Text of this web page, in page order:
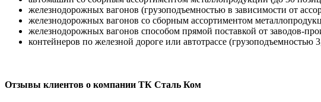
железнодорожных вагонов (грузоподъемностью в зависимости от
железнодорожных вагонов со сборным ассортиментом
железнодорожных вагонов способом прямой поставкой от заводов-
контейнеров по железной дороге или автотрассе (грузоподъемностью
Отзывы клиентов о компании ТК Сталь Ком